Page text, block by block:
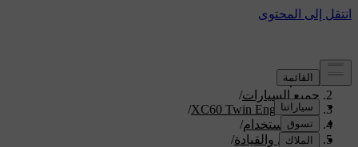
الدعم/
جميع السيارات/
XC60 Twin Engine 2020
/
دليل الاستخدام/
التشغيل والقيادة/